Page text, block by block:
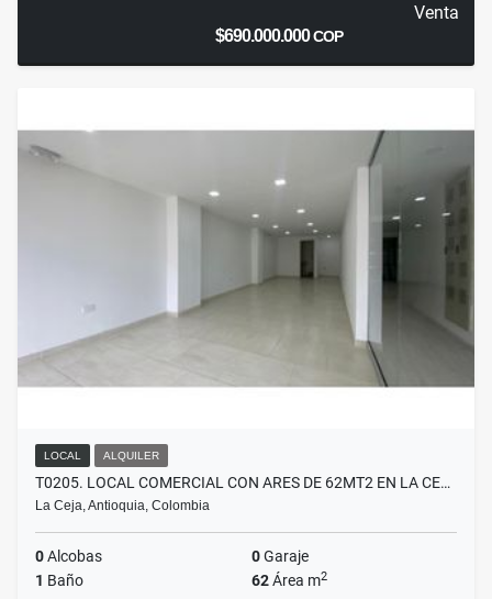
Venta
$690.000.000COP
LOCAL ALQUILER
T0205. LOCAL COMERCIAL CON ARES DE 62MT2 EN LA CE…
La Ceja, Antioquia, Colombia
0Alcobas 0Garaje
1 Baño 62Área m2